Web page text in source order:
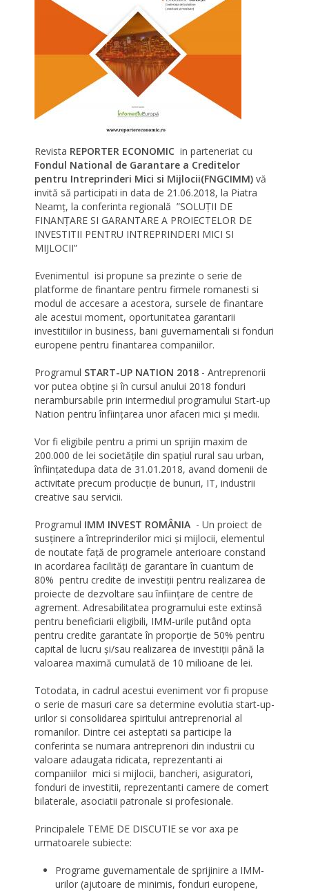
Revista REPORTER ECONOMIC in parteneriat cu
Fondul National de Garantare a Creditelor
pentru Intreprinderi Mici si Mijlocii(FNGCIMM) vă
invită să participati in data de 21.06.2018, la Piatra
Neamț, la conferinta regională ”SOLUȚII DE
FINANȚARE SI GARANTARE A PROIECTELOR DE
INVESTITII PENTRU INTREPRINDERI MICI SI
MIJLOCII”
Evenimentul isi propune sa prezinte o serie de
platforme de finantare pentru firmele romanesti si
modul de accesare a acestora, sursele de finantare
ale acestui moment, oportunitatea garantarii
investitiilor in business, bani guvernamentali si fonduri
europene pentru finantarea companiilor.
Programul START-UP NATION 2018 - Antreprenorii
vor putea obține și în cursul anului 2018 fonduri
nerambursabile prin intermediul programului Start-up
Nation pentru înființarea unor afaceri mici și medii.
Vor fi eligibile pentru a primi un sprijin maxim de
200.000 de lei societățile din spațiul rural sau urban,
înființatedupa data de 31.01.2018, avand domenii de
activitate precum producție de bunuri, IT, industrii
creative sau servicii.
Programul IMM INVEST ROMÂNIA - Un proiect de
susținere a întreprinderilor mici și mijlocii, elementul
de noutate față de programele anterioare constand
in acordarea facilități de garantare în cuantum de
80% pentru credite de investiții pentru realizarea de
proiecte de dezvoltare sau înființare de centre de
agrement. Adresabilitatea programului este extinsă
pentru beneficiarii eligibili, IMM-urile putând opta
pentru credite garantate în proporție de 50% pentru
capital de lucru și/sau realizarea de investiții până la
valoarea maximă cumulată de 10 milioane de lei.
Totodata, in cadrul acestui eveniment vor fi propuse
o serie de masuri care sa determine evolutia start-up-
urilor si consolidarea spiritului antreprenorial al
romanilor. Dintre cei asteptati sa participe la
conferinta se numara antreprenori din industrii cu
valoare adaugata ridicata, reprezentanti ai
companiilor mici si mijlocii, bancheri, asiguratori,
fonduri de investitii, reprezentanti camere de comert
bilaterale, asociatii patronale si profesionale.
Principalele TEME DE DISCUTIE se vor axa pe
urmatoarele subiecte:
Programe guvernamentale de sprijinire a IMM-
urilor (ajutoare de minimis, fonduri europene,